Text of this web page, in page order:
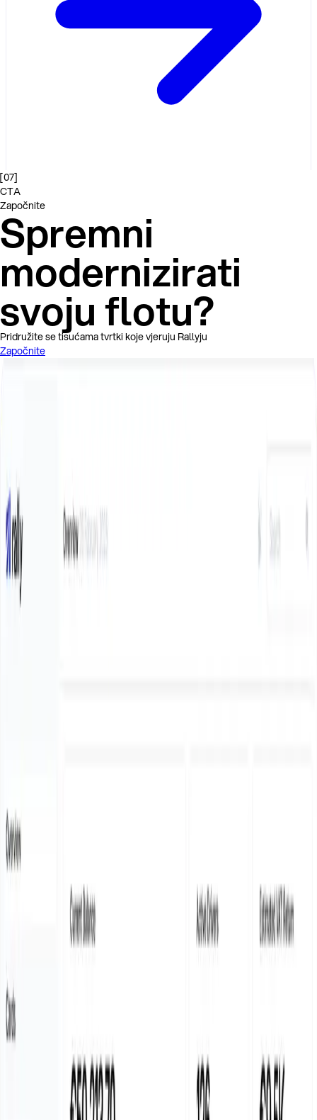
[07]
CTA
Započnite
Spremni
modernizirati
svoju flotu?
Pridružite se tisućama tvrtki koje vjeruju Rallyju
Započnite